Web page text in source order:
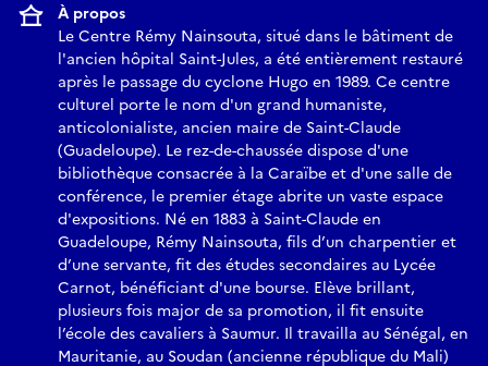
À propos
Le Centre Rémy Nainsouta, situé dans le bâtiment de
l'ancien hôpital Saint-Jules, a été entièrement restauré
après le passage du cyclone Hugo en 1989. Ce centre
culturel porte le nom d'un grand humaniste,
anticolonialiste, ancien maire de Saint-Claude
(Guadeloupe). Le rez-de-chaussée dispose d'une
bibliothèque consacrée à la Caraïbe et d'une salle de
conférence, le premier étage abrite un vaste espace
d'expositions. Né en 1883 à Saint-Claude en
Guadeloupe, Rémy Nainsouta, fils d’un charpentier et
d’une servante, fit des études secondaires au Lycée
Carnot, bénéficiant d'une bourse. Elève brillant,
plusieurs fois major de sa promotion, il fit ensuite
l’école des cavaliers à Saumur. Il travailla au Sénégal, en
Mauritanie, au Soudan (ancienne république du Mali)